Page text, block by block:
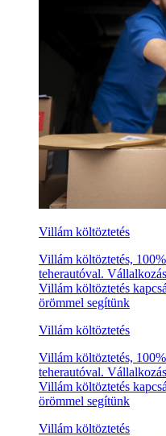
Villám költöztetés
Villám költöztetés,
teherautóval.
Villám költöztetés
örömmel segítünk
Villám költöztetés
Villám költöztetés,
teherautóval.
Villám költöztetés
örömmel segítünk
Villám költöztetés